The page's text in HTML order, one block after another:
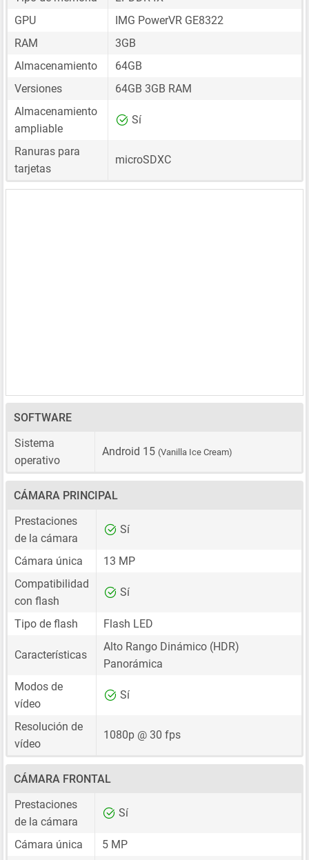
GPU
IMG PowerVR GE8322
RAM
3GB
Almacenamiento
64GB
Versiones
64GB 3GB RAM
Almacenamiento
ampliable
Sí
Ranuras para
tarjetas
microSDXC
SOFTWARE
Sistema
operativo
Android 15 (Vanilla Ice Cream)
CÁMARA PRINCIPAL
Prestaciones
de la cámara
Sí
Cámara única
13 MP
Compatibilidad
con flash
Sí
Tipo de flash Flash LED
Características
Alto Rango Dinámico (HDR)
Panorámica
Modos de
vídeo
Sí
Resolución de
vídeo
1080p @ 30 fps
CÁMARA FRONTAL
Prestaciones
de la cámara
Sí
Cámara única
5 MP